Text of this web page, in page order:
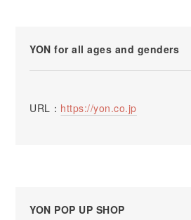
YON for all ages and genders
URL： https://yon.co.jp
YON POP UP SHOP